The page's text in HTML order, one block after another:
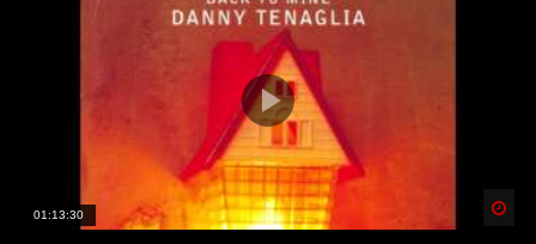
01:13:30